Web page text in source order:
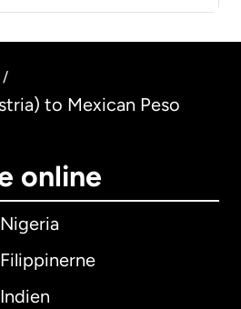
/
to Mexican Peso
online